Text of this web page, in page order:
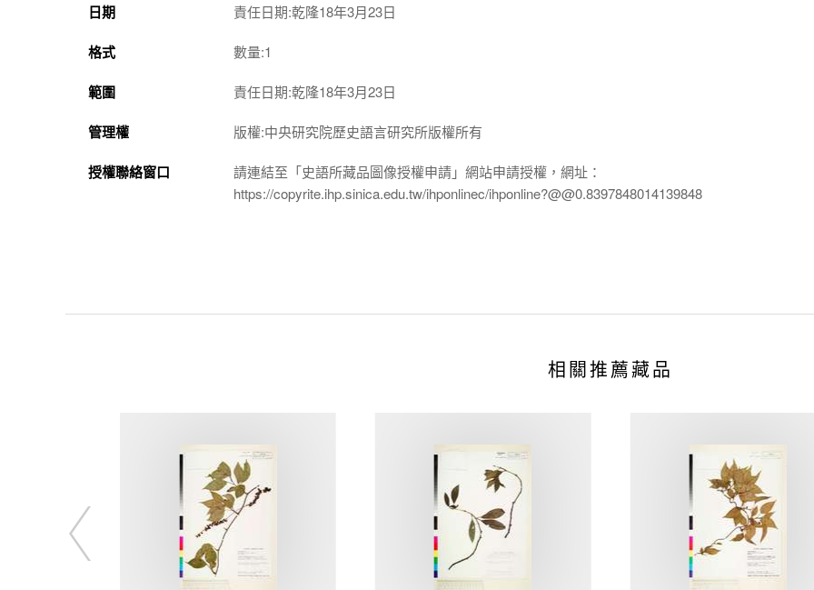
日期 責任日期:乾隆18年3月23日
格式 數量:1
範圍 責任日期:乾隆18年3月23日
管理權 版權:中央研究院歷史語言研究所版權所有
授權聯絡窗口
請連結至「史語所藏品圖像授權申請」網站申請授權，網址：
https://copyrite.ihp.sinica.edu.tw/ihponlinec/ihponline?@@0.8397848014139848
相關推薦藏品